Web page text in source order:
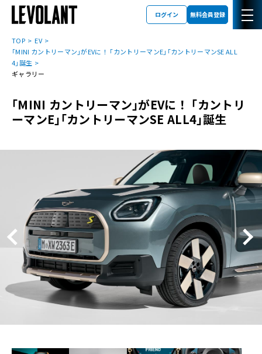
ログイン 無料会員登録
TOP
EV
｢MINI カントリーマン｣がEVに！ ｢カントリーマンE｣｢カントリーマンSE ALL
4｣誕生
ギャラリー
｢MINI カントリーマン｣がEVに！ ｢カントリ
ーマンE｣｢カントリーマンSE ALL4｣誕生